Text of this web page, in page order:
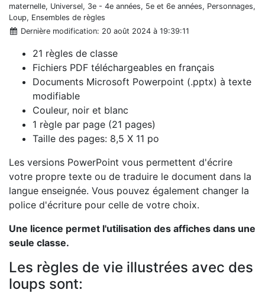
maternelle, Universel, 3e - 4e années, 5e et 6e années, Personnages,
Loup, Ensembles de règles
Dernière modification: 20 août 2024 à 19:39:11
21 règles de classe
Fichiers PDF téléchargeables en français
Documents Microsoft Powerpoint (.pptx) à texte
modifiable
Couleur, noir et blanc
1 règle par page (21 pages)
Taille des pages: 8,5 X 11 po
Les versions PowerPoint vous permettent d'écrire
votre propre texte ou de traduire le document dans la
langue enseignée. Vous pouvez également changer la
police d'écriture pour celle de votre choix.
Une licence permet l'utilisation des affiches dans une
seule classe.
Les règles de vie illustrées avec des
loups sont: